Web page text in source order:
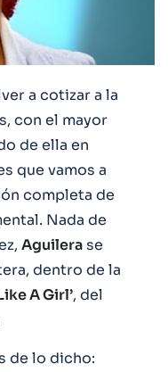
a cotizar a la
con el mayor
de ella en
que vamos a
completa de
Nada de
Aguilerase
dentro de la
A Girl’, del
de lo dicho: